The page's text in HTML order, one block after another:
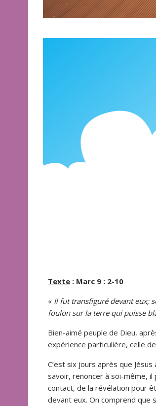
Texte : Marc 9 : 2-10
« Il fut transfiguré devant eux;
foulon sur la terre qui puisse
Bien-aimé peuple de Dieu,
expérience particulière, celle
C’est six jours après que
savoir, renoncer à soi-même, il
contact, de la révélation pour
devant eux. On comprend que